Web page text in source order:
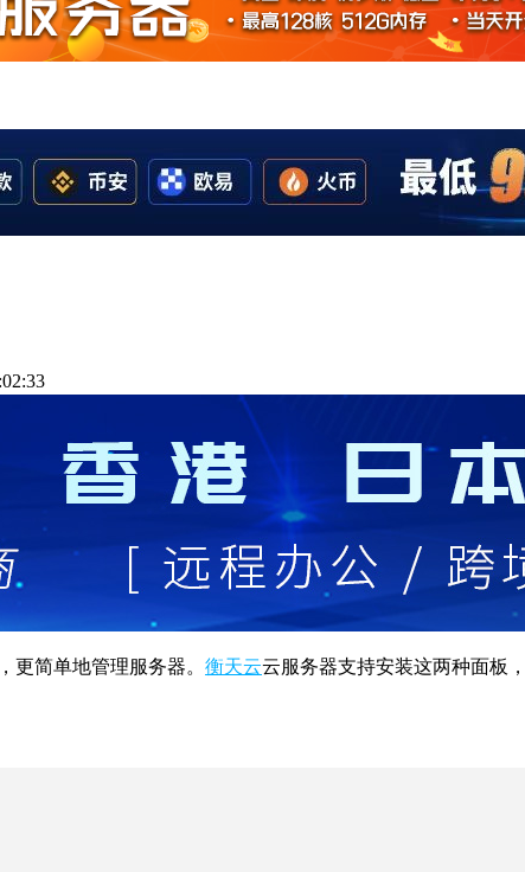
更简单地管理服务器。 衡天云云服务器支持安装这两种面板